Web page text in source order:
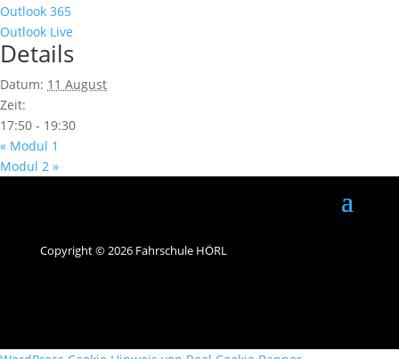
Outlook 365
Outlook Live
Details
Datum: 11 August
Zeit:
17:50 - 19:30
« Modul 1
Modul 2 »
Copyright © 2026 Fahrschule HÖRL